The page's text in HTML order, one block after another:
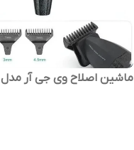
ماشین اصلاح وی جی آر مدل V640T